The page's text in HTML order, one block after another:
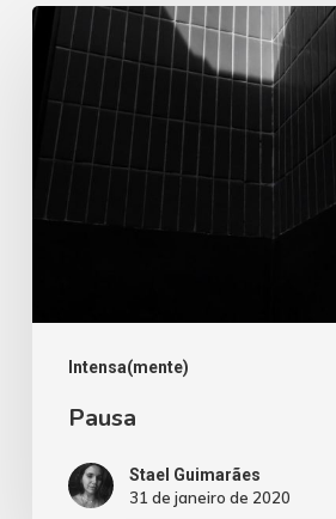
Intensa(mente)
Pausa
Pausa
Stael Guimarães
31 de janeiro de 2020